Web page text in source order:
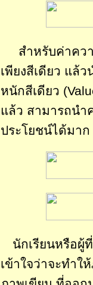
สำหรับค่าควา
เพียงสีเดียว แล้
หนักสีเดียว
แล้ว สามารถนำ
ประโยชน์ได้มาก
นักเรียนหรือผู้
เข้าใจว่าจะทำ